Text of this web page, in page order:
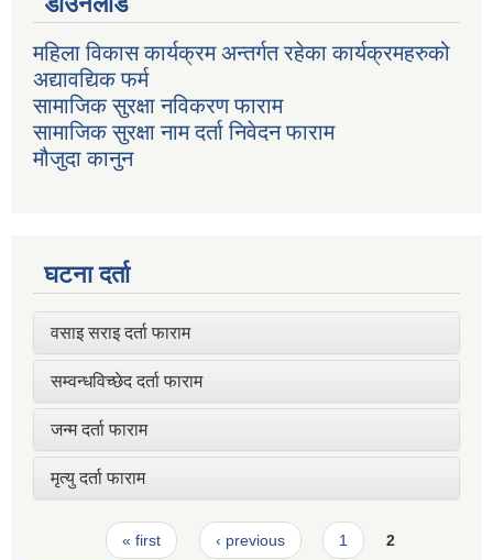
महिला विकास कार्यक्रम अन्तर्गत रहेका कार्यक्रमहरुको
अद्यावद्यिक फर्म
सामाजिक सुरक्षा नविकरण फाराम
सामाजिक सुरक्षा नाम दर्ता निवेदन फाराम
मौजुदा कानुन
घटना दर्ता
वसाइ सराइ दर्ता फाराम
सम्वन्धविच्छेद दर्ता फाराम
जन्म दर्ता फाराम
मृत्यु दर्ता फाराम
Pages« first ‹ previous 1 2